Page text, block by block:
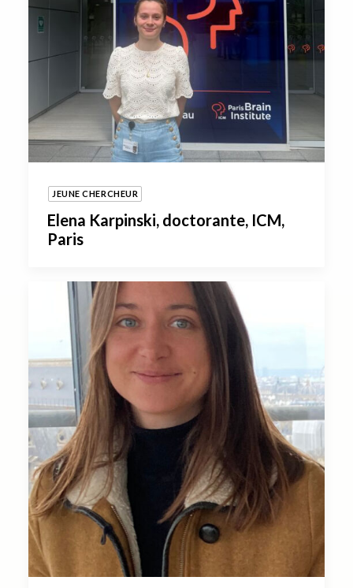
JEUNE CHERCHEUR
Elena Karpinski, doctorante, ICM,
Paris